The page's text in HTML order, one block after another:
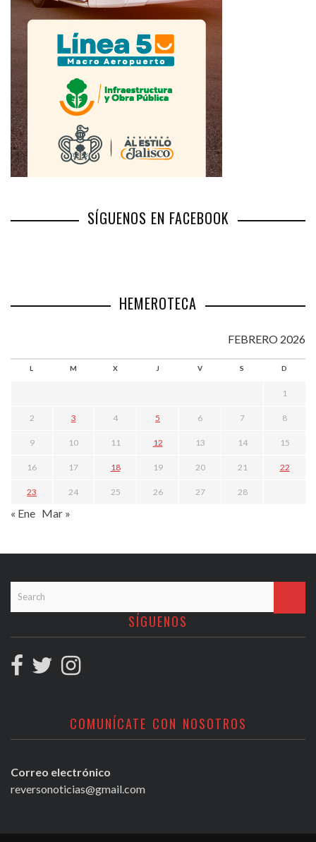
SÍGUENOS EN FACEBOOK
HEMEROTECA
FEBRERO 2026
L M X J V S D
1
2 3 4 5 6 7 8
9 10 11 12 13 14 15
16 17 18 19 20 21 22
23 24 25 26 27 28
« Ene Mar »
SÍGUENOS
COMUNÍCATE CON NOSOTROS
Correo electrónico
reversonoticias@gmail.com